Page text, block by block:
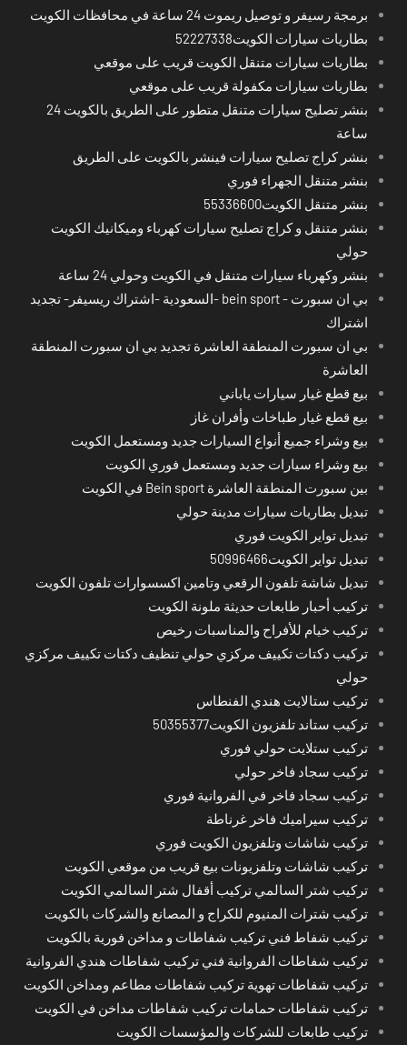
برمجة رسيفر و توصيل ريموت 24 ساعة في محافظات الكويت
بطاريات سيارات الكويت52227338
بطاريات سيارات متنقل الكويت قريب على موقعي
بطاريات سيارات مكفولة قريب على موقعي
بنشر تصليح سيارات متنقل متطور على الطريق بالكويت 24
ساعة
بنشر كراج تصليح سيارات فينشر بالكويت على الطريق
بنشر متنقل الجهراء فوري
بنشر متنقل الكويت55336600
بنشر متنقل و كراج تصليح سيارات كهرباء وميكانيك الكويت
حولي
بنشر وكهرباء سيارات متنقل في الكويت وحولي 24 ساعة
بي ان سبورت - bein sport -السعودية -اشتراك ريسيفر- تجديد
اشتراك
بي ان سبورت المنطقة العاشرة تجديد بي ان سبورت المنطقة
العاشرة
بيع قطع غيار سيارات ياباني
بيع قطع غيار طباخات وأفران غاز
بيع وشراء جميع أنواع السيارات جديد ومستعمل الكويت
بيع وشراء سيارات جديد ومستعمل فوري الكويت
بين سبورت المنطقة العاشرة Bein sport في الكويت
تبديل بطاريات سيارات مدينة حولي
تبديل تواير الكويت فوري
تبديل تواير الكويت50996466
تبديل شاشة تلفون الرقعي وتامين اكسسوارات تلفون الكويت
تركيب أحبار طابعات حديثة ملونة الكويت
تركيب خيام للأفراح والمناسبات رخيص
تركيب دكتات تكييف مركزي حولي تنظيف دكتات تكييف مركزي
حولي
تركيب ستالايت هندي الفنطاس
تركيب ستاند تلفزيون الكويت50355377
تركيب ستلايت حولي فوري
تركيب سجاد فاخر حولي
تركيب سجاد فاخر في الفروانية فوري
تركيب سيراميك فاخر غرناطة
تركيب شاشات وتلفزيون الكويت فوري
تركيب شاشات وتلفزيونات بيع قريب من موقعي الكويت
تركيب شتر السالمي تركيب أقفال شتر السالمي الكويت
تركيب شترات المنيوم للكراج و المصانع والشركات بالكويت
تركيب شفاط فني تركيب شفاطات و مداخن فورية بالكويت
تركيب شفاطات الفروانية فني تركيب شفاطات هندي الفروانية
تركيب شفاطات تهوية تركيب شفاطات مطاعم ومداخن الكويت
تركيب شفاطات حمامات تركيب شفاطات مداخن في الكويت
تركيب طابعات للشركات والمؤسسات الكويت